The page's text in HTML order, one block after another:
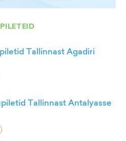
Tallinnast Agadiri
Tallinnast Antalyasse